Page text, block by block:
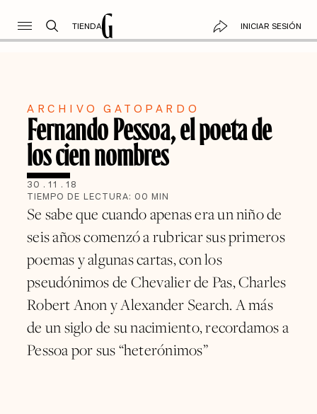
TIENDA INICIAR SESIÓN
ARCHIVO GATOPARDO
Fernando Pessoa, el poeta de
los cien nombres
30 . 11 . 18
TIEMPO DE LECTURA: 00 MIN
Se sabe que cuando apenas era un niño de
seis años comenzó a rubricar sus primeros
poemas y algunas cartas, con los
pseudónimos de Chevalier de Pas, Charles
Robert Anon y Alexander Search. A más
de un siglo de su nacimiento, recordamos a
Pessoa por sus “heterónimos”